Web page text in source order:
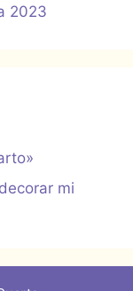
2023
mi